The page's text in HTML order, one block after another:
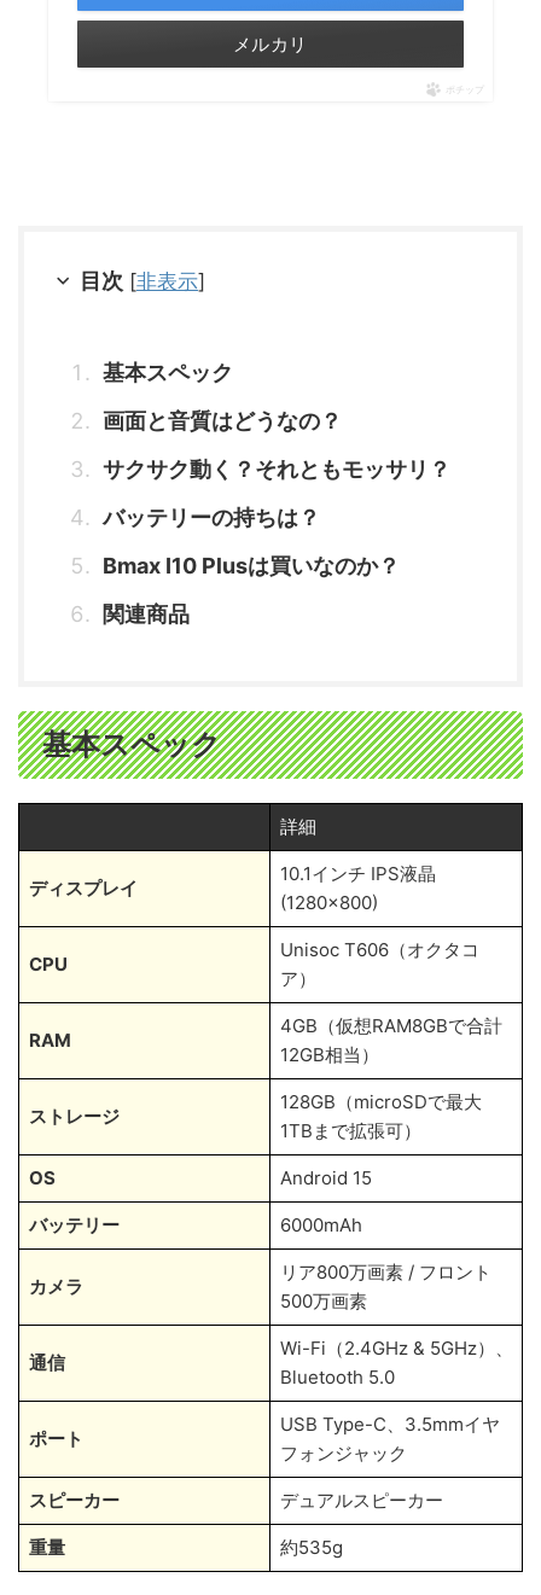
メルカリ
ポチップ
目次 [非表示]
基本スペック
画面と音質はどうなの？
サクサク動く？それともモッサリ？
バッテリーの持ちは？
Bmax I10 Plusは買いなのか？
関連商品
基本スペック
詳細
ディスプレイ
10.1インチ IPS液晶
(1280×800)
CPU
Unisoc T606（オクタコ
ア）
RAM
4GB（仮想RAM8GBで合計
12GB相当）
ストレージ
128GB（microSDで最大
1TBまで拡張可）
OS Android 15
バッテリー 6000mAh
カメラ
リア800万画素 / フロント
500万画素
通信
Wi-Fi（2.4GHz & 5GHz）、
Bluetooth 5.0
ポート
USB Type-C、3.5mmイヤ
フォンジャック
スピーカー デュアルスピーカー
重量 約535g